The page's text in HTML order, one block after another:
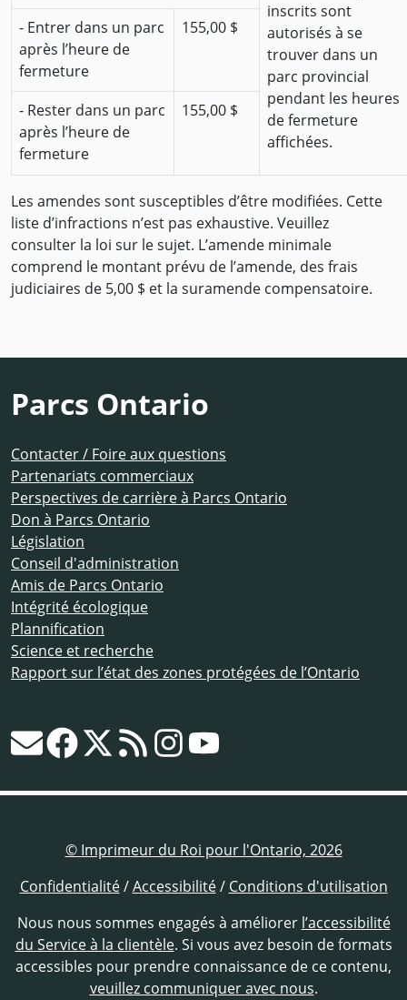
inscrits sont
autorisés à se
trouver dans un
parc provincial
pendant les heures
de fermeture
affichées.
- Entrer dans un parc
après l’heure de
fermeture
155,00 $
- Rester dans un parc
après l’heure de
fermeture
155,00 $
Les amendes sont susceptibles d’être modifiées. Cette
liste d’infractions n’est pas exhaustive. Veuillez
consulter la loi sur le sujet. L’amende minimale
comprend le montant prévu de l’amende, des frais
judiciaires de 5,00 $ et la suramende compensatoire.
Parcs Ontario
Contacter / Foire aux questions
Partenariats commerciaux
Perspectives de carrière à Parcs Ontario
Don à Parcs Ontario
Législation
Conseil d'administration
Amis de Parcs Ontario
Intégrité écologique
Plannification
Science et recherche
Rapport sur l’état des zones protégées de l’Ontario
© Imprimeur du Roi pour l'Ontario, 2026
Confidentialité/Accessibilité/ Conditions d'utilisation
Nous nous sommes engagés à améliorer l’accessibilité
du Service à la clientèle. Si vous avez besoin de formats
accessibles pour prendre connaissance de ce contenu,
veuillez communiquer avec nous.